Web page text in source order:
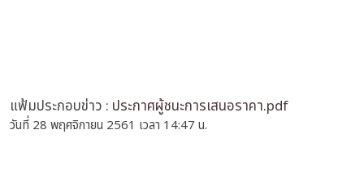
แฟ้มประกอบข่าว : ประกาศผู้ชนะการเสนอราคา.pdf
วันที่ 28 พฤศจิกายน 2561 เวลา 14:47 น.